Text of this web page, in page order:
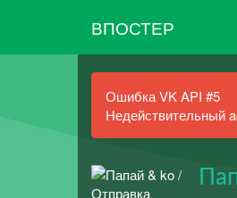
ВПОСТЕР
Ошибка VK API #5
Недействительный